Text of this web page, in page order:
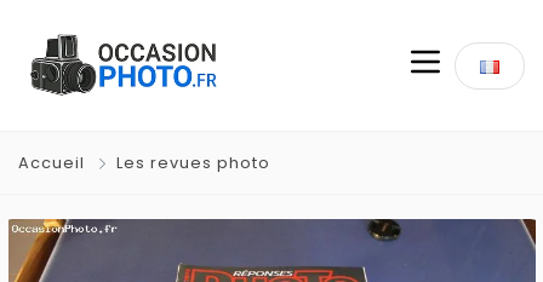
Accueil Les revues photo